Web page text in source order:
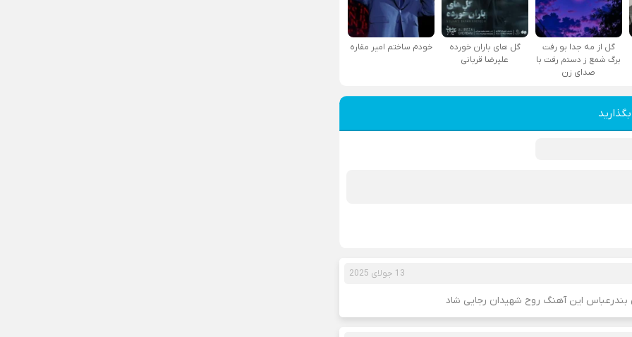
گل از مه جدا بو رفت
برگ شمع ز دستم رفت با
صدای زن
گل های باران خورده
علیرضا قربانی
خودم ساختم امیر مقاره
13 جولای 2025
بندرعباس این آهنگ روح شهیدان رجایی شاد